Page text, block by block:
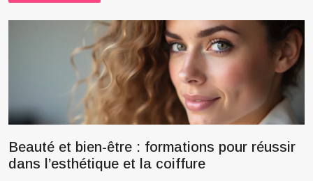
Beauté et bien-être : formations pour réussir
dans l’esthétique et la coiffure